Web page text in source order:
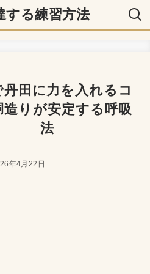
する練習方法
丹田に力を入れるコ
造りが安定する呼吸
法
年4月22日